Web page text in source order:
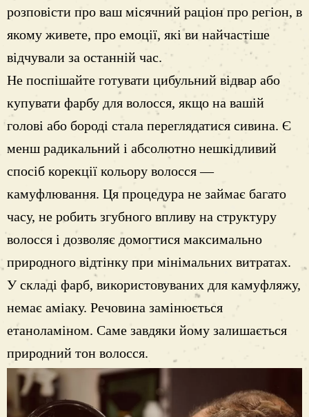
розповісти про ваш місячний раціон про регіон, в
якому живете, про емоції, які ви найчастіше
відчували за останній час.
Не поспішайте готувати цибульний відвар або
купувати фарбу для волосся, якщо на вашій
голові або бороді стала переглядатися сивина. Є
менш радикальний і абсолютно нешкідливий
спосіб корекції кольору волосся —
камуфлювання. Ця процедура не займає багато
часу, не робить згубного впливу на структуру
волосся і дозволяє домогтися максимально
природного відтінку при мінімальних витратах.
У складі фарб, використовуваних для камуфляжу,
немає аміаку. Речовина замінюється
етаноламіном. Саме завдяки йому залишається
природний тон волосся.